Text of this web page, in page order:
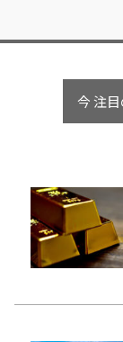
今 注